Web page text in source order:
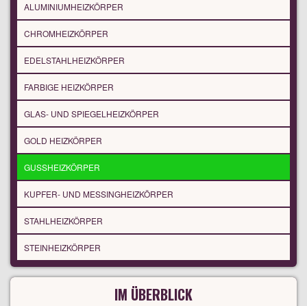
ALUMINIUMHEIZKÖRPER
CHROMHEIZKÖRPER
EDELSTAHLHEIZKÖRPER
FARBIGE HEIZKÖRPER
GLAS- UND SPIEGELHEIZKÖRPER
GOLD HEIZKÖRPER
GUSSHEIZKÖRPER
KUPFER- UND MESSINGHEIZKÖRPER
STAHLHEIZKÖRPER
STEINHEIZKÖRPER
IM ÜBERBLICK